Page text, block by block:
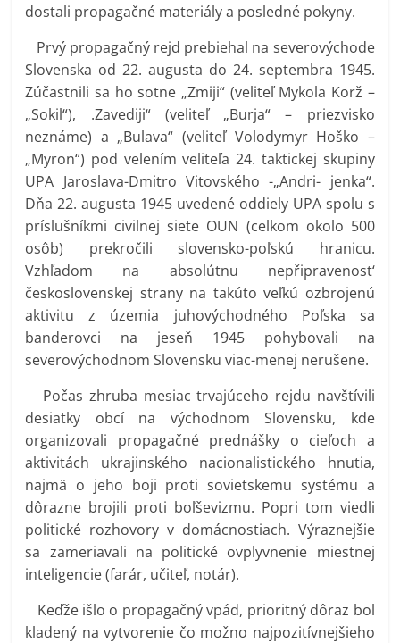
dostali propagačné materiály a posledné pokyny.
Prvý propagačný rejd prebiehal na severovýchode
Slovenska od 22. augusta do 24. septembra 1945.
Zúčastnili sa ho sotne „Zmiji“ (veliteľ Mykola Korž –
„Sokil“), .Zavediji“ (veliteľ „Burja“ – priezvisko
neznáme) a „Bulava“ (veliteľ Volodymyr Hoško –
„Myron“) pod velením veliteľa 24. taktickej skupiny
UPA Jaroslava-Dmitro Vitovského -„Andri- jenka“.
Dňa 22. augusta 1945 uvedené oddiely UPA spolu s
príslušníkmi civilnej siete OUN (celkom okolo 500
osôb) prekročili slovensko-poľskú hranicu.
Vzhľadom na absolútnu nepřipravenost‘
československej strany na takúto veľkú ozbrojenú
aktivitu z územia juhovýchodného Poľska sa
banderovci na jeseň 1945 pohybovali na
severovýchodnom Slovensku viac-menej nerušene.
Počas zhruba mesiac trvajúceho rejdu navštívili
desiatky obcí na východnom Slovensku, kde
organizovali propagačné prednášky o cieľoch a
aktivitách ukrajinského nacionalistického hnutia,
najmä o jeho boji proti sovietskemu systému a
dôrazne brojili proti boľševizmu. Popri tom viedli
politické rozhovory v domácnostiach. Výraznejšie
sa zameriavali na politické ovplyvnenie miestnej
inteligencie (farár, učiteľ, notár).
Keďže išlo o propagačný vpád, prioritný dôraz bol
kladený na vytvorenie čo možno najpozitívnejšieho